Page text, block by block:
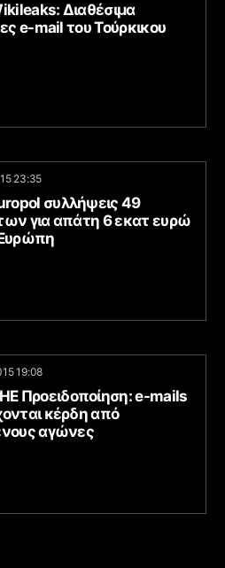
Διαθέσιμα
e-mail του Τούρκικου
23:35
συλλήψεις 49
για απάτη 6 εκατ ευρώ
19:08
Προειδοποίηση: e-mails
κέρδη από
αγώνες